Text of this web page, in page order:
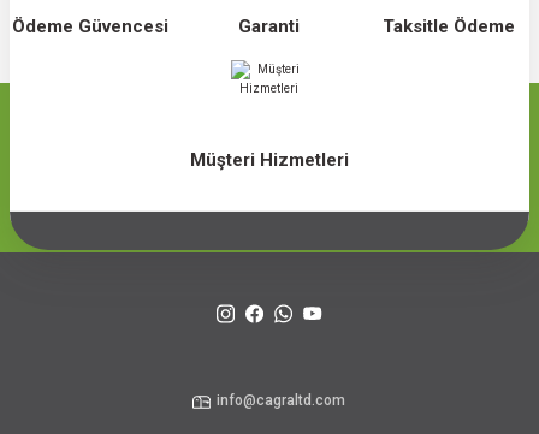
Ödeme Güvencesi Garanti Taksitle Ödeme
Müşteri Hizmetleri
info@cagraltd.com